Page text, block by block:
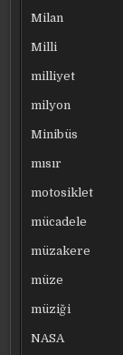
Milan
Milli
milliyet
milyon
Minibüs
mısır
motosiklet
mücadele
müzakere
müze
müziği
NASA